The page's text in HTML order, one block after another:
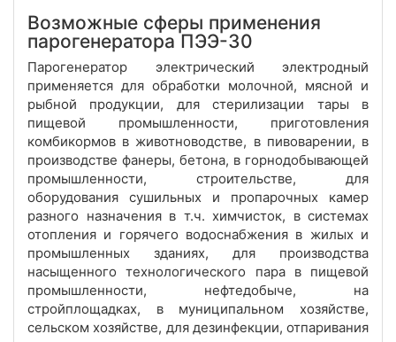
Возможные сферы применения
парогенератора ПЭЭ-30
Парогенератор электрический электродный
применяется для обработки молочной, мясной и
рыбной продукции, для стерилизации тары в
пищевой промышленности, приготовления
комбикормов в животноводстве, в пивоварении, в
производстве фанеры, бетона, в горнодобывающей
промышленности, строительстве, для
оборудования сушильных и пропарочных камер
разного назначения в т.ч. химчисток, в системах
отопления и горячего водоснабжения в жилых и
промышленных зданиях, для производства
насыщенного технологического пара в пищевой
промышленности, нефтедобыче, на
стройплощадках, в муниципальном хозяйстве,
сельском хозяйстве, для дезинфекции, отпаривания